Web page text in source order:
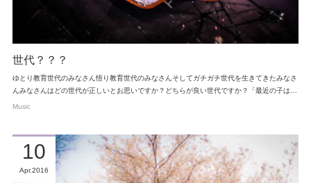
世代？？？
ゆとり教育世代のみなさん悟り教育世代のみなさんそしてガチガチ世代を生きてきたみなさ
んみなさんはどの世代が正しいとお思いですか？どちらが良い世代ですか？「最近の子は…
Music
10
Apr 2016